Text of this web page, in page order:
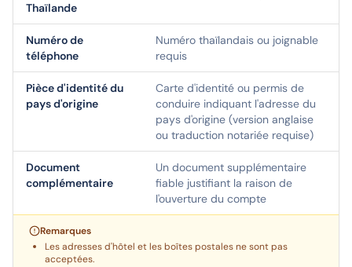
Thaïlande
Numéro de
téléphone
Numéro thaïlandais ou joignable
requis
Pièce d'identité du
pays d'origine
Carte d'identité ou permis de
conduire indiquant l'adresse du
pays d'origine (version anglaise
ou traduction notariée requise)
Document
complémentaire
Un document supplémentaire
fiable justifiant la raison de
l'ouverture du compte
Remarques
Les adresses d'hôtel et les boîtes postales ne sont pas
acceptées.